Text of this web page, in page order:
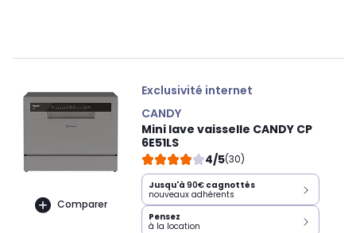
Comparer
Exclusivité internet
CANDY
Mini lave vaisselle CANDY CP
6E51LS
4/5(30)
Jusqu'à 90€ cagnottés
nouveaux adhérents
Pensez
à la location